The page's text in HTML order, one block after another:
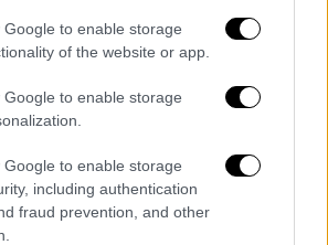
Google to enable storage
of the website or app.
Google to enable storage
Google to enable storage
including authentication
fraud prevention, and other
Μετά από ένα
ημίχρονο, η Θέλτα
από τα πόδια του
Άσπας, ο οποίος πήρε την
Λα Τόρε και δεν αστόχησε
τον Σιμόν.